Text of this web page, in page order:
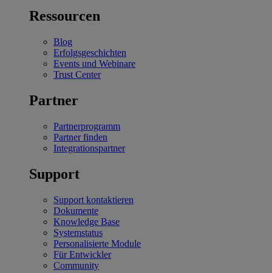
Ressourcen
Blog
Erfolgsgeschichten
Events und Webinare
Trust Center
Partner
Partnerprogramm
Partner finden
Integrationspartner
Support
Support kontaktieren
Dokumente
Knowledge Base
Systemstatus
Personalisierte Module
Für Entwickler
Community